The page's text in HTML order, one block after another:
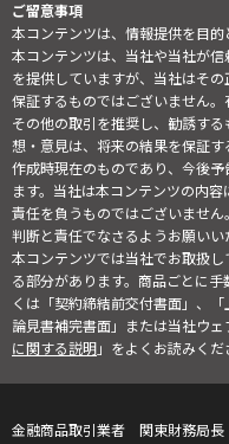
ご留意事項
本コンテンツは、情報提供を目的
本コンテンツは、当社や当社が
を提供していますが、当社はそ
保証するものではございません。
その他の取引を推奨し、勧誘す
想・意見は、将来の結果を保証
作成時現在のものであり、今後
ます。当社は本コンテンツの内
責任を負うものではございませ
判断と責任でなさるようお願いい
本コンテンツでは当社でお取扱
る部分があります。商品ごとに
くは「契約締結前交付書面」、
論見書補完書面」または当社ウ
に関する説明」をよくお読みくだ
金融商品取引業者 関東財務局長